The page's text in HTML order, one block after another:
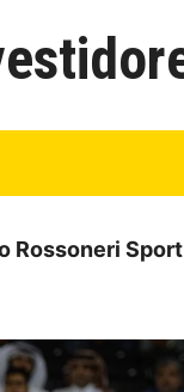
Rossoneri Sport